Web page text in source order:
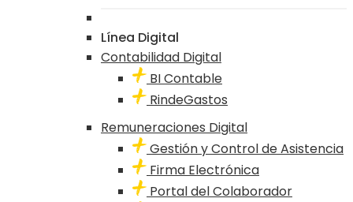
Línea Digital
Contabilidad Digital
BI Contable
RindeGastos
Remuneraciones Digital
Gestión y Control de Asistencia
Firma Electrónica
Portal del Colaborador